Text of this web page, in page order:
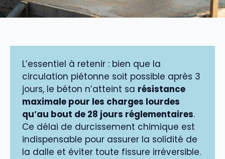
L’essentiel à retenir : bien que la
circulation piétonne soit possible après 3
jours, le béton n’atteint sa résistance
maximale pour les charges lourdes
qu’au bout de 28 jours réglementaires.
Ce délai de durcissement chimique est
indispensable pour assurer la solidité de
la dalle et éviter toute fissure irréversible.